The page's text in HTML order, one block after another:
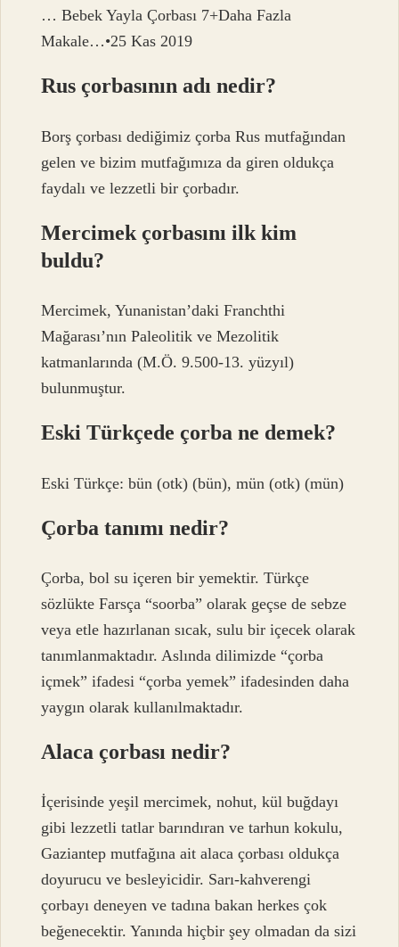
… Bebek Yayla Çorbası 7+Daha Fazla
Makale…•25 Kas 2019
Rus çorbasının adı nedir?
Borş çorbası dediğimiz çorba Rus mutfağından
gelen ve bizim mutfağımıza da giren oldukça
faydalı ve lezzetli bir çorbadır.
Mercimek çorbasını ilk kim
buldu?
Mercimek, Yunanistan’daki Franchthi
Mağarası’nın Paleolitik ve Mezolitik
katmanlarında (M.Ö. 9.500-13. yüzyıl)
bulunmuştur.
Eski Türkçede çorba ne demek?
Eski Türkçe: bün‎ (otk) (bün), mün‎ (otk) (mün)
Çorba tanımı nedir?
Çorba, bol su içeren bir yemektir. Türkçe
sözlükte Farsça “soorba” olarak geçse de sebze
veya etle hazırlanan sıcak, sulu bir içecek olarak
tanımlanmaktadır. Aslında dilimizde “çorba
içmek” ifadesi “çorba yemek” ifadesinden daha
yaygın olarak kullanılmaktadır.
Alaca çorbası nedir?
İçerisinde yeşil mercimek, nohut, kül buğdayı
gibi lezzetli tatlar barındıran ve tarhun kokulu,
Gaziantep mutfağına ait alaca çorbası oldukça
doyurucu ve besleyicidir. Sarı-kahverengi
çorbayı deneyen ve tadına bakan herkes çok
beğenecektir. Yanında hiçbir şey olmadan da sizi